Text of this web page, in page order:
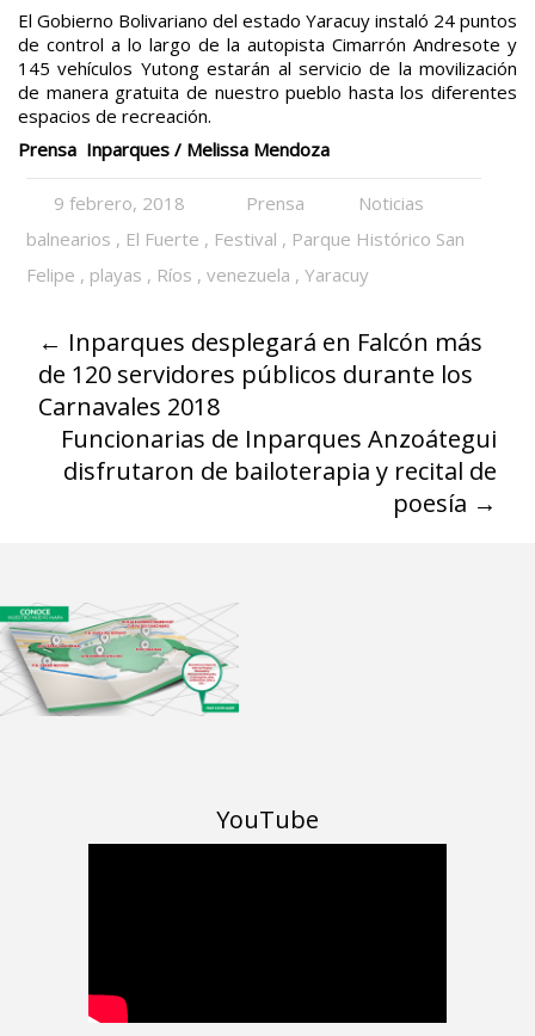
El Gobierno Bolivariano del estado Yaracuy instaló 24 puntos
de control a lo largo de la autopista Cimarrón Andresote y
145 vehículos Yutong estarán al servicio de la movilización
de manera gratuita de nuestro pueblo hasta los diferentes
espacios de recreación.
Prensa Inparques / Melissa Mendoza
9 febrero, 2018 Prensa
Noticias
balnearios , El Fuerte , Festival , Parque Histórico San
Felipe , playas , Ríos ,venezuela ,Yaracuy
← Inparques desplegará en Falcón más
de 120 servidores públicos durante los
Carnavales 2018
Funcionarias de Inparques Anzoátegui
disfrutaron de bailoterapia y recital de
poesía →
YouTube